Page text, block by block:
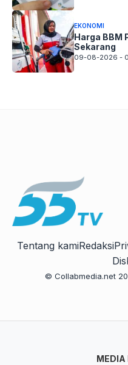
EKONOMI
Harga BBM
Sekarang
09-08-2026 -
Tentang kamiRedaksi
© Collabmedia.net
MEDIA